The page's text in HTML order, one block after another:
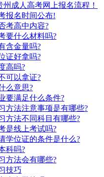
州成人高考网上报名流程！
报名时间​公布!
考高中内容?
要什么材料吗?
含金量吗?
证好拿吗?
高吗?
可以拿证?
么意思?
要满足什么条件?
方法注意事项是有哪些?
方法不同科目有哪些?
是线上考试吗?
学位证的条件是什么?
科吗?
方法会有哪些?
技巧